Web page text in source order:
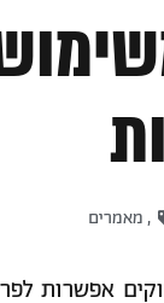
, מאמרים
אפשרות